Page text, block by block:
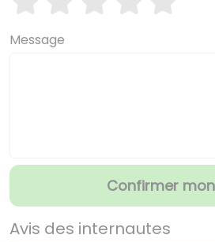
Message
Confirmer
Avis des internautes